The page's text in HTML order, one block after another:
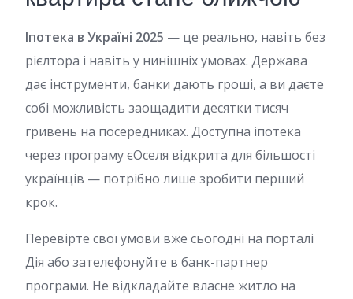
Іпотека в Україні 2025 — це реально, навіть без
рієлтора і навіть у нинішніх умовах. Держава
дає інструменти, банки дають гроші, а ви даєте
собі можливість заощадити десятки тисяч
гривень на посередниках. Доступна іпотека
через програму єОселя відкрита для більшості
українців — потрібно лише зробити перший
крок.
Перевірте свої умови вже сьогодні на порталі
Дія або зателефонуйте в банк-партнер
програми. Не відкладайте власне житло на